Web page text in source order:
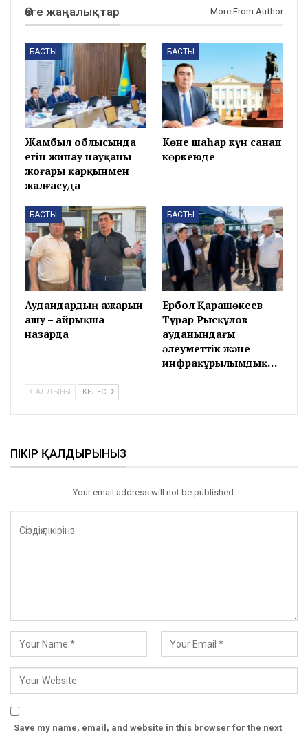
Өзге жаңалықтар More From Author
БАСТЫ
Жамбыл облысында
егін жинау науқаны
жоғары қарқынмен
жалғасуда
БАСТЫ
Көне шаһар күн санап
көркеюде
БАСТЫ
Аудандардың ажарын
ашу – айрықша
назарда
БАСТЫ
Ербол Қарашөкеев
Тұрар Рысқұлов
ауданындағы
әлеуметтік және
инфрақұрылымдық…
АЛДЫҢҒЫ КЕЛЕСІ
ПІКІР ҚАЛДЫРЫНЫЗ
Your email address will not be published.
Save my name, email, and website in this browser for the next